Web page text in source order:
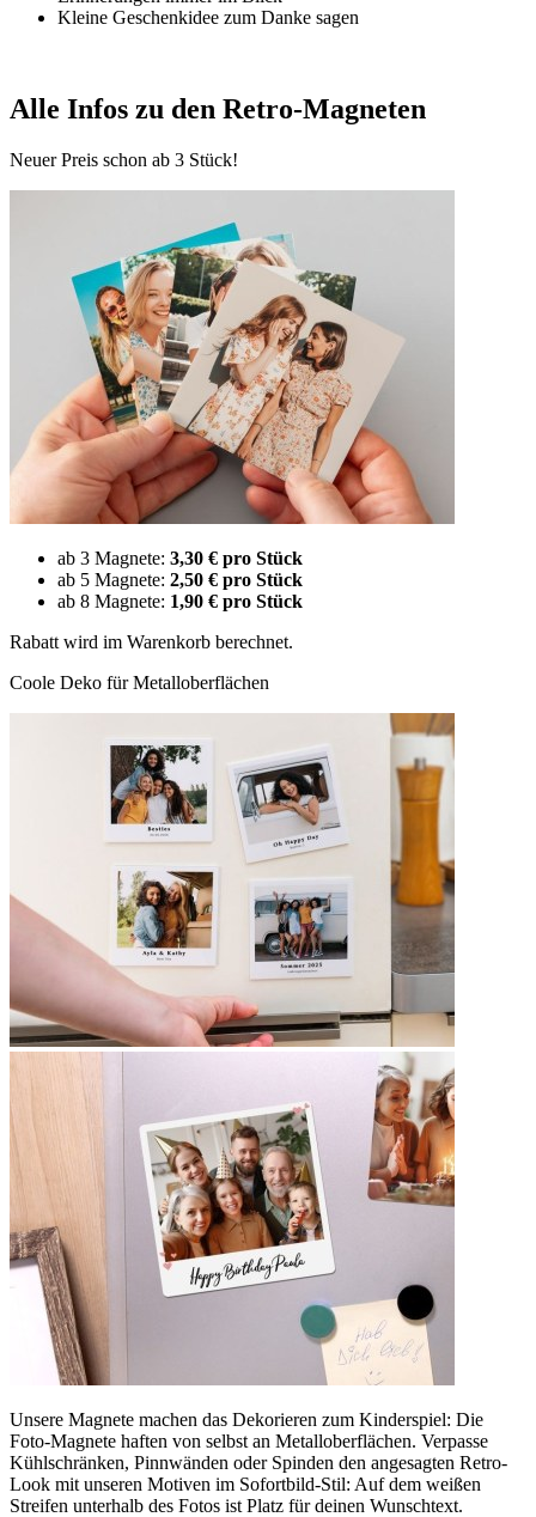
Kleine Geschenkidee zum Danke sagen
Alle Infos zu den Retro-Magneten
Neuer Preis schon ab 3 Stück!
ab 3 Magnete: 3,30 € pro Stück
ab 5 Magnete: 2,50 € pro Stück
ab 8 Magnete: 1,90 € pro Stück
Rabatt wird im Warenkorb berechnet.
Coole Deko für Metalloberflächen
Unsere Magnete machen das Dekorieren zum Kinderspiel: Die
Foto-Magnete haften von selbst an Metalloberflächen. Verpasse
Kühlschränken, Pinnwänden oder Spinden den angesagten Retro-
Look mit unseren Motiven im Sofortbild-Stil: Auf dem weißen
Streifen unterhalb des Fotos ist Platz für deinen Wunschtext.